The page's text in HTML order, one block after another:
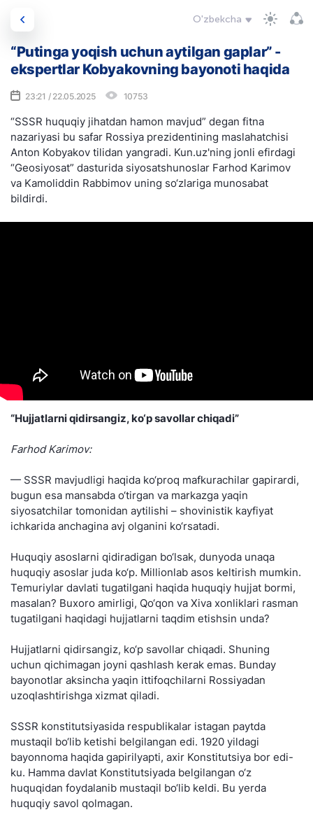
O'zbekcha
“Putinga yoqish uchun aytilgan gaplar” -
ekspertlar Kobyakovning bayonoti haqida
23:21 / 22.05.2025 10753
“SSSR huquqiy jihatdan hamon mavjud” degan fitna
nazariyasi bu safar Rossiya prezidentining maslahatchisi
Anton Kobyakov tilidan yangradi. Kun.uz'ning jonli efirdagi
“Geosiyosat” dasturida siyosatshunoslar Farhod Karimov
va Kamoliddin Rabbimov uning so‘zlariga munosabat
bildirdi.
“Hujjatlarni qidirsangiz, ko‘p savollar chiqadi”
Farhod Karimov:
— SSSR mavjudligi haqida ko‘proq mafkurachilar gapirardi,
bugun esa mansabda o‘tirgan va markazga yaqin
siyosatchilar tomonidan aytilishi – shovinistik kayfiyat
ichkarida anchagina avj olganini ko‘rsatadi.
Huquqiy asoslarni qidiradigan bo‘lsak, dunyoda unaqa
huquqiy asoslar juda ko‘p. Millionlab asos keltirish mumkin.
Temuriylar davlati tugatilgani haqida huquqiy hujjat bormi,
masalan? Buxoro amirligi, Qo‘qon va Xiva xonliklari rasman
tugatilgani haqidagi hujjatlarni taqdim etishsin unda?
Hujjatlarni qidirsangiz, ko‘p savollar chiqadi. Shuning
uchun qichimagan joyni qashlash kerak emas. Bunday
bayonotlar aksincha yaqin ittifoqchilarni Rossiyadan
uzoqlashtirishga xizmat qiladi.
SSSR konstitutsiyasida respublikalar istagan paytda
mustaqil bo‘lib ketishi belgilangan edi. 1920 yildagi
bayonnoma haqida gapirilyapti, axir Konstitutsiya bor edi-
ku. Hamma davlat Konstitutsiyada belgilangan o‘z
huquqidan foydalanib mustaqil bo‘lib keldi. Bu yerda
huquqiy savol qolmagan.